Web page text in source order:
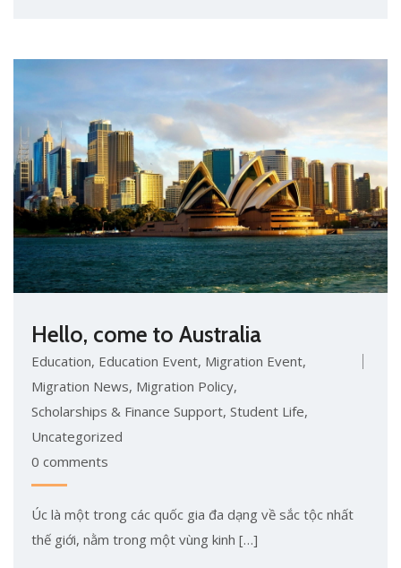
Hello, come to Australia
Education, Education Event, Migration Event,
Migration News, Migration Policy,
Scholarships & Finance Support, Student Life,
Uncategorized
0 comments
Úc là một trong các quốc gia đa dạng về sắc tộc nhất
thế giới, nằm trong một vùng kinh […]